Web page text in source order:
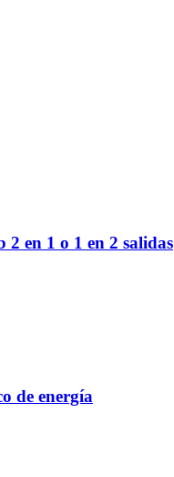
en 1 o 1 en 2 salidas
de energía